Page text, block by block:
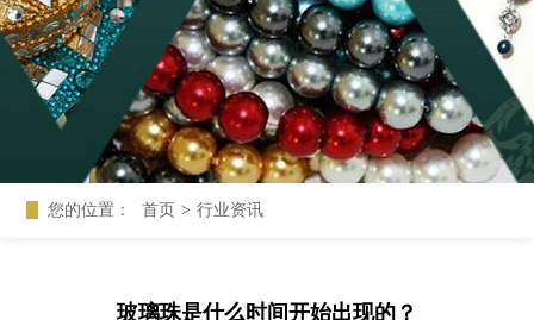
您的位置： 首页 > 行业资讯
玻璃珠是什么时间开始出现的？